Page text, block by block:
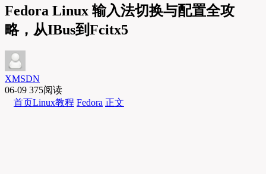
Fedora Linux 输入法切换与配置全攻
略，从IBus到Fcitx5
XMSDN
06-09 375阅读
首页Linux教程 Fedora 正文